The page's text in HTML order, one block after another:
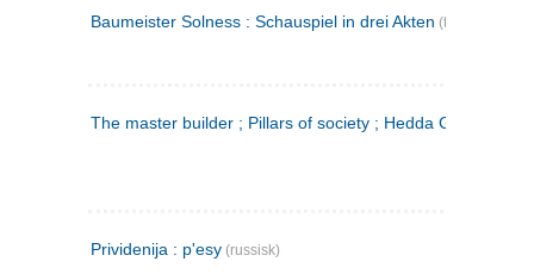
Baumeister Solness : Schauspiel in drei Akten (tysk)
The master builder ; Pillars of society ; Hedda Gabler
Prividenija : p'esy (russisk)